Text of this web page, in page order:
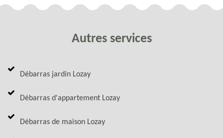
Autres services
Débarras jardin Lozay
Débarras d'appartement Lozay
Débarras de maison Lozay